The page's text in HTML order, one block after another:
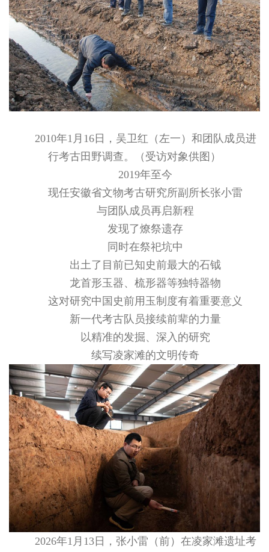
2010年1月16日，吴卫红（左一）和团队成员进
行考古田野调查。（受访对象供图）
2019年至今
现任安徽省文物考古研究所副所长张小雷
与团队成员再启新程
发现了燎祭遗存
同时在祭祀坑中
出土了目前已知史前最大的石钺
龙首形玉器、梳形器等独特器物
这对研究中国史前用玉制度有着重要意义
新一代考古队员接续前辈的力量
以精准的发掘、深入的研究
续写凌家滩的文明传奇
2026年1月13日，张小雷（前）在凌家滩遗址考